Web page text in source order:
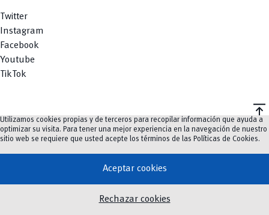
Twitter
Instagram
Facebook
Youtube
TikTok
vertical_align_top
©2023-2026UCuenca.
Utilizamos cookies propias y de terceros para recopilar información que ayuda a
optimizar su visita. Para tener una mejor experiencia en la navegación de nuestro
sitio web se requiere que usted acepte los términos de las Políticas de Cookies.
Aceptar cookies
Rechazar cookies